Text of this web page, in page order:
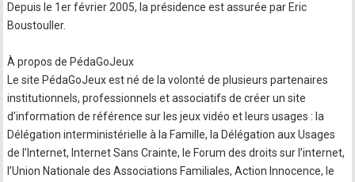
Depuis le 1er février 2005, la présidence est assurée par Eric
Boustouller.
À propos de PédaGoJeux
Le site PédaGoJeux est né de la volonté de plusieurs partenaires
institutionnels, professionnels et associatifs de créer un site
d'information de référence sur les jeux vidéo et leurs usages : la
Délégation interministérielle à la Famille, la Délégation aux Usages
de l’Internet, Internet Sans Crainte, le Forum des droits sur l’internet,
l’Union Nationale des Associations Familiales, Action Innocence, le